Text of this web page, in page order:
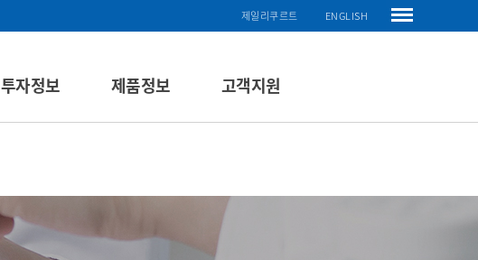
제일리쿠르트 ENGLISH
투자정보 제품정보 고객지원